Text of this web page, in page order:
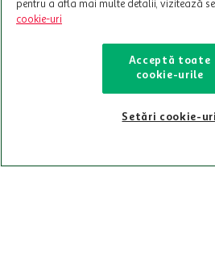
021-9141
pentru a afla mai multe detalii, vizitează
cookie-uri
Acceptă toate
cookie-urile
Setări cookie-uri